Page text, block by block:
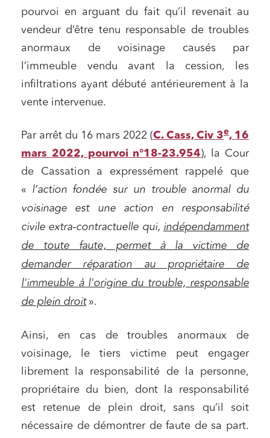
pourvoi en arguant du fait qu’il revenait au
vendeur d’être tenu responsable de troubles
anormaux de voisinage causés par
l’immeuble vendu avant la cession, les
infiltrations ayant débuté antérieurement à la
vente intervenue.
Par arrêt du 16 mars 2022 (C. Cass, Civ 3e, 16
mars 2022, pourvoi n°18-23.954), la Cour
de Cassation a expressément rappelé que
« l’action fondée sur un trouble anormal du
voisinage est une action en responsabilité
civile extra-contractuelle qui, indépendamment
de toute faute, permet à la victime de
demander réparation au propriétaire de
l'immeuble à l'origine du trouble, responsable
de plein droit».
Ainsi, en cas de troubles anormaux de
voisinage, le tiers victime peut engager
librement la responsabilité de la personne,
propriétaire du bien, dont la responsabilité
est retenue de plein droit, sans qu’il soit
nécessaire de démontrer de faute de sa part.